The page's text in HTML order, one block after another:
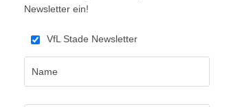
Newsletter ein!
VfL Stade Newsletter